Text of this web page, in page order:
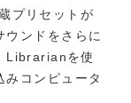
プリセットが
ンドをさらに
Librarianを使
みコンピュータ